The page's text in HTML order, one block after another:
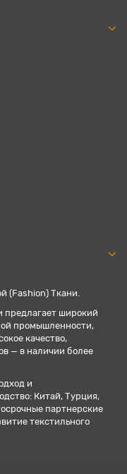
(Fashion) Ткани.
предлагает широкий
промышленности,
качество,
— в наличии более
и
Китай, Турция,
партнерские
текстильного